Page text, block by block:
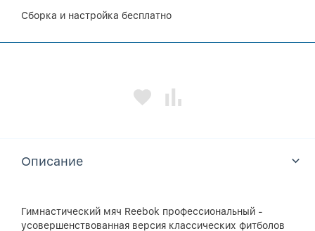
Сборка и настройка бесплатно
Описание
Гимнастический мяч Reebok профессиональный -
усовершенствованная версия классических фитболов